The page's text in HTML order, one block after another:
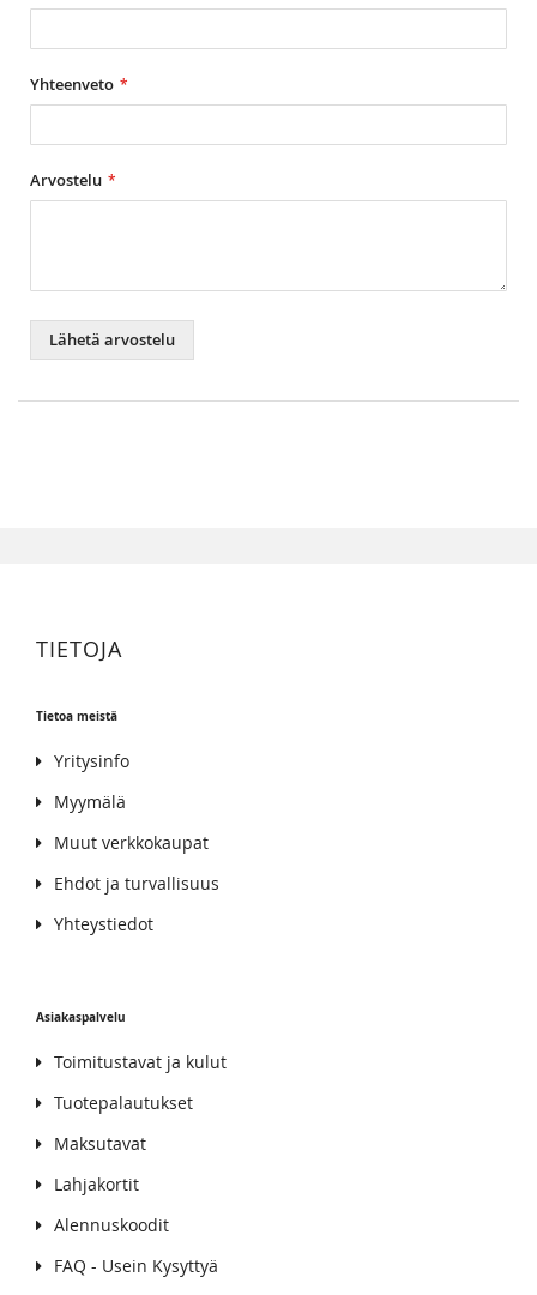
Yhteenveto
Arvostelu
Lähetä arvostelu
TIETOJA
Tietoa meistä
Yritysinfo
Myymälä
Muut verkkokaupat
Ehdot ja turvallisuus
Yhteystiedot
Asiakaspalvelu
Toimitustavat ja kulut
Tuotepalautukset
Maksutavat
Lahjakortit
Alennuskoodit
FAQ - Usein Kysyttyä